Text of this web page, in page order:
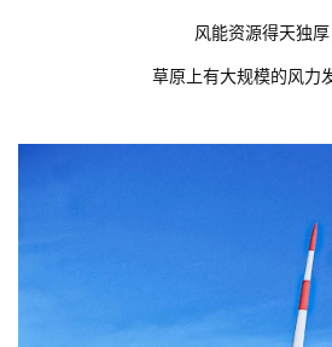
风能资源得天独厚
草原上有大规模的风力